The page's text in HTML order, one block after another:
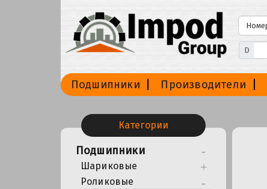
D
Подшипники Производители
Категории
Подшипники
Шариковые
Роликовые